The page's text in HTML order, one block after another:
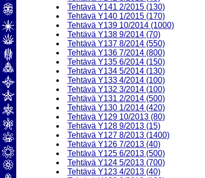
Tehtävä Y141 2/2015 (130)
Tehtävä Y140 1/2015 (170)
Tehtävä Y139 10/2014 (1000)
Tehtävä Y138 9/2014 (70)
Tehtävä Y137 8/2014 (550)
Tehtävä Y136 7/2014 (800)
Tehtävä Y135 6/2014 (150)
Tehtävä Y134 5/2014 (130)
Tehtävä Y133 4/2014 (100)
Tehtävä Y132 3/2014 (100)
Tehtävä Y131 2/2014 (500)
Tehtävä Y130 1/2014 (420)
Tehtävä Y129 10/2013 (80)
Tehtävä Y128 9/2013 (15)
Tehtävä Y127 8/2013 (1400)
Tehtävä Y126 7/2013 (40)
Tehtävä Y125 6/2013 (500)
Tehtävä Y124 5/2013 (700)
Tehtävä Y123 4/2013 (40)